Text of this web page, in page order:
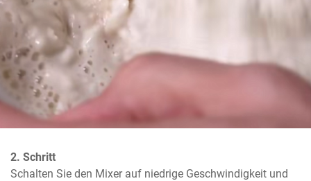
2. Schritt
Schalten Sie den Mixer auf niedrige Geschwindigkeit und